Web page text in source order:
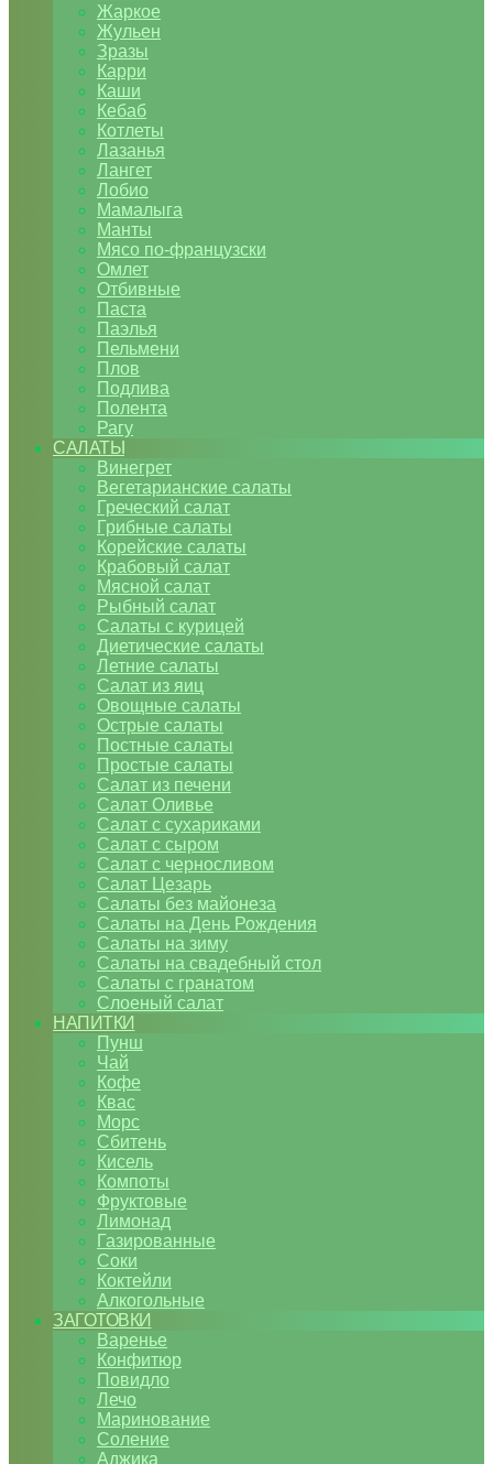
Жаркое
Жульен
Зразы
Карри
Каши
Кебаб
Котлеты
Лазанья
Лангет
Лобио
Мамалыга
Манты
Мясо по-французски
Омлет
Отбивные
Паста
Паэлья
Пельмени
Плов
Подлива
Полента
Рагу
САЛАТЫ
Винегрет
Вегетарианские салаты
Греческий салат
Грибные салаты
Корейские салаты
Крабовый салат
Мясной салат
Рыбный салат
Салаты с курицей
Диетические салаты
Летние салаты
Салат из яиц
Овощные салаты
Острые салаты
Постные салаты
Простые салаты
Салат из печени
Салат Оливье
Салат с сухариками
Салат с сыром
Салат с черносливом
Салат Цезарь
Салаты без майонеза
Салаты на День Рождения
Салаты на зиму
Салаты на свадебный стол
Салаты с гранатом
Слоеный салат
НАПИТКИ
Пунш
Чай
Кофе
Квас
Морс
Сбитень
Кисель
Компоты
Фруктовые
Лимонад
Газированные
Соки
Коктейли
Алкогольные
ЗАГОТОВКИ
Варенье
Конфитюр
Повидло
Лечо
Маринование
Соление
Аджика